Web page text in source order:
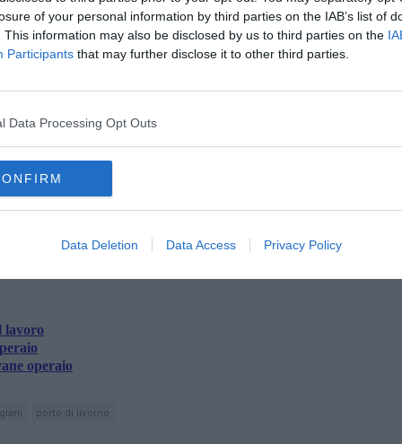
of your personal information by third parties on the IAB’s list of
This information may also be disclosed by us to third parties on the
Participants that may further disclose it to other third parties.
Data Processing Opt Outs
Data Deletion Data Access Privacy Policy
utili a garantire la sicurezza dei propri lavoratori: dalla
e manutenzione degli impianti di areazione degli
diffusione di virus, tanto per fare qualche esempio, dalla
estivi all’attività di vigilanza sulle macchine e attrezzature da
iscriviti allaNewsletter QUInews - ToscanaMedia.
lavoro
operaio
porto di livorno